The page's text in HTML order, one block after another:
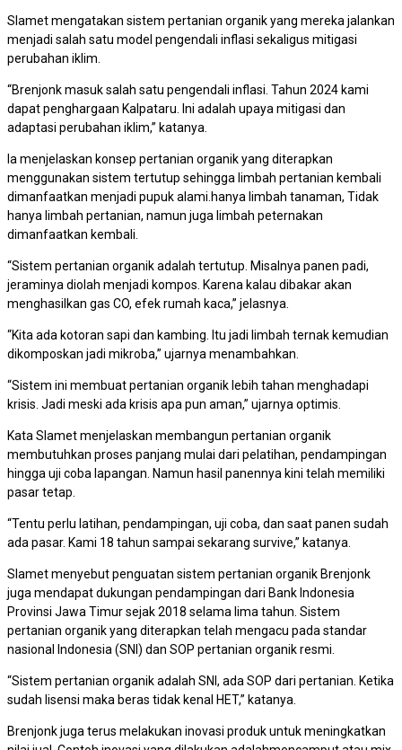
Slamet mengatakan sistem pertanian organik yang mereka jalankan
menjadi salah satu model pengendali inflasi sekaligus mitigasi
perubahan iklim.
“Brenjonk masuk salah satu pengendali inflasi. Tahun 2024 kami
dapat penghargaan Kalpataru. Ini adalah upaya mitigasi dan
adaptasi perubahan iklim,” katanya.
Ia menjelaskan konsep pertanian organik yang diterapkan
menggunakan sistem tertutup sehingga limbah pertanian kembali
dimanfaatkan menjadi pupuk alami.hanya limbah tanaman, Tidak
hanya limbah pertanian, namun juga limbah peternakan
dimanfaatkan kembali.
“Sistem pertanian organik adalah tertutup. Misalnya panen padi,
jeraminya diolah menjadi kompos. Karena kalau dibakar akan
menghasilkan gas CO, efek rumah kaca,” jelasnya.
“Kita ada kotoran sapi dan kambing. Itu jadi limbah ternak kemudian
dikomposkan jadi mikroba,” ujarnya menambahkan.
“Sistem ini membuat pertanian organik lebih tahan menghadapi
krisis. Jadi meski ada krisis apa pun aman,” ujarnya optimis.
Kata Slamet menjelaskan membangun pertanian organik
membutuhkan proses panjang mulai dari pelatihan, pendampingan
hingga uji coba lapangan. Namun hasil panennya kini telah memiliki
pasar tetap.
“Tentu perlu latihan, pendampingan, uji coba, dan saat panen sudah
ada pasar. Kami 18 tahun sampai sekarang survive,” katanya.
Slamet menyebut penguatan sistem pertanian organik Brenjonk
juga mendapat dukungan pendampingan dari Bank Indonesia
Provinsi Jawa Timur sejak 2018 selama lima tahun. Sistem
pertanian organik yang diterapkan telah mengacu pada standar
nasional Indonesia (SNI) dan SOP pertanian organik resmi.
“Sistem pertanian organik adalah SNI, ada SOP dari pertanian. Ketika
sudah lisensi maka beras tidak kenal HET,” katanya.
Brenjonk juga terus melakukan inovasi produk untuk meningkatkan